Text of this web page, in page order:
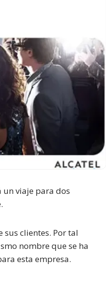
un viaje para dos
clientes. Por tal
nombre que se ha
esta empresa.